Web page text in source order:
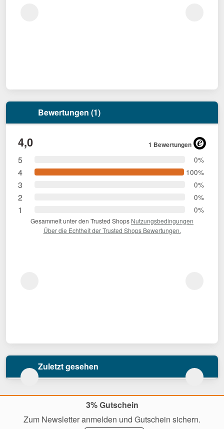
Bewertungen (1)
4,0 1 Bewertungen
5 0%
4 100%
3 0%
2 0%
1 0%
Gesammelt unter den Trusted Shops Nutzungsbedingungen
Über die Echtheit der Trusted Shops Bewertungen.
Zuletzt gesehen
3% Gutschein
Zum Newsletter anmelden und Gutschein sichern.